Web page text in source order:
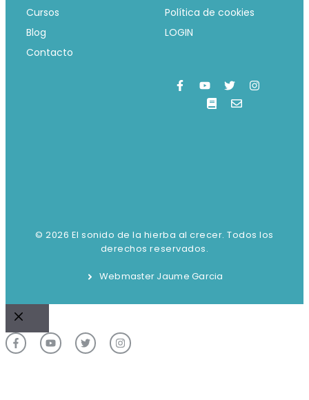
Cursos
Blog
Contacto
Política de cookies
LOGIN
© 2026 El sonido de la hierba al crecer. Todos los
derechos reservados.
Webmaster Jaume Garcia
Cerrar